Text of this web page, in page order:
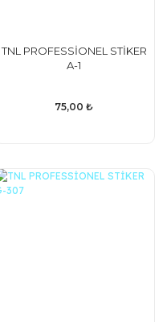
TNL PROFESSİONEL STİKER
A-1
75,00 ₺